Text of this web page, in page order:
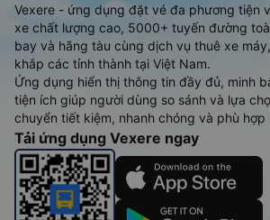
Vexere - ứng dụng đặt vé đa phương tiện
xe chất lượng cao, 5000+ tuyến đường
bay và hãng tàu cùng dịch vụ thuê xe
khắp các tỉnh thành tại Việt Nam.
Ứng dụng hiển thị thông tin đầy đủ, minh
tiện ích giúp người dùng so sánh và lựa
chuyển tiết kiệm, nhanh chóng và phù hợp
Tải ứng dụng Vexere ngay